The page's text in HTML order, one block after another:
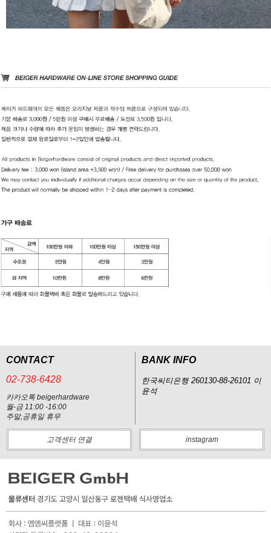
CONTACT
02-738-6428
카카오톡 beigerhardware
월-금 11:00 -16:00
주말,공휴일 휴무
BANK INFO
한국씨티은행 260130-88-26101 이
윤석
고객센터 연결 instagram